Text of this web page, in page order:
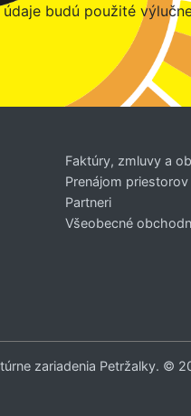
údaje budú použité
Faktúry, zmluvy a
Prenájom priestorov
Partneri
Všeobecné
zariadenia Petržalky. ©